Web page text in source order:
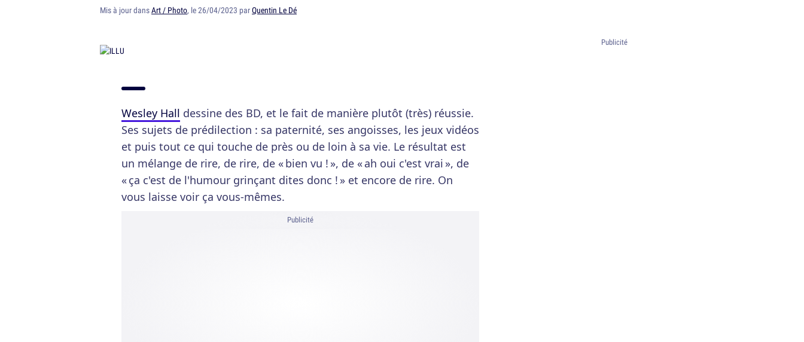
Mis à jour dansArt / Photo, le 26/04/2023 parQuentin Le Dé
Wesley Hall dessine des BD, et le fait de manière plutôt (très) réussie.
Ses sujets de prédilection : sa paternité, ses angoisses, les jeux vidéos
et puis tout ce qui touche de près ou de loin à sa vie. Le résultat est
un mélange de rire, de rire, de « bien vu ! », de « ah oui c'est vrai », de
« ça c'est de l'humour grinçant dites donc ! » et encore de rire. On
vous laisse voir ça vous-mêmes.
Publicité